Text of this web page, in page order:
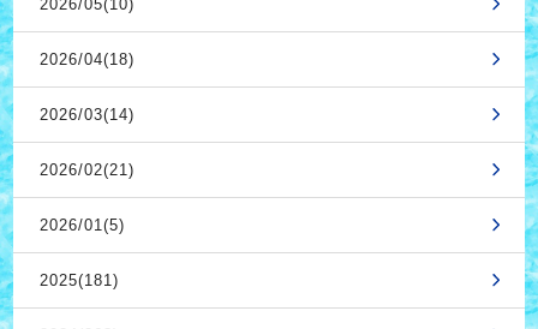
2026/05(10)
2026/04(18)
2026/03(14)
2026/02(21)
2026/01(5)
2025(181)